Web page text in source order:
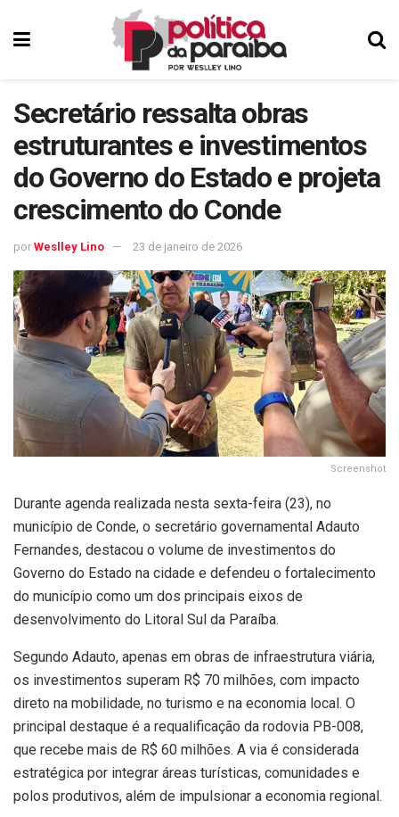
Secretário ressalta obras
estruturantes e investimentos
do Governo do Estado e projeta
crescimento do Conde
por Weslley Lino 23 de janeiro de 2026
Screenshot
Durante agenda realizada nesta sexta-feira (23), no
município de Conde, o secretário governamental Adauto
Fernandes, destacou o volume de investimentos do
Governo do Estado na cidade e defendeu o fortalecimento
do município como um dos principais eixos de
desenvolvimento do Litoral Sul da Paraíba.
Segundo Adauto, apenas em obras de infraestrutura viária,
os investimentos superam R$ 70 milhões, com impacto
direto na mobilidade, no turismo e na economia local. O
principal destaque é a requalificação da rodovia PB-008,
que recebe mais de R$ 60 milhões. A via é considerada
estratégica por integrar áreas turísticas, comunidades e
polos produtivos, além de impulsionar a economia regional.